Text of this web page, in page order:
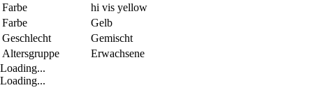
Farbe
hi vis yellow
Farbe
Gelb
Geschlecht
Gemischt
Altersgruppe
Erwachsene
Loading...
Loading...